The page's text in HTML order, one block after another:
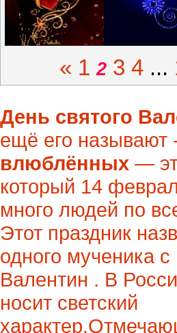
« 1 2 3 4 ...
День святого
ещё его называют
влюблённых —
который 14
много людей по
Этот праздник
одного мученика
Валентин . В
носит светский